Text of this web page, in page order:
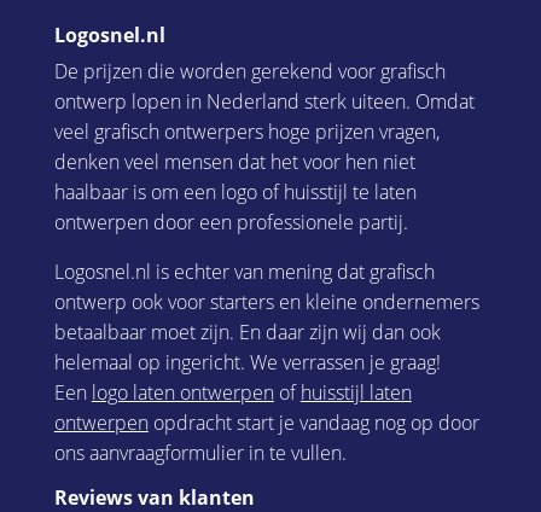
Logosnel.nl
De prijzen die worden gerekend voor grafisch
ontwerp lopen in Nederland sterk uiteen. Omdat
veel grafisch ontwerpers hoge prijzen vragen,
denken veel mensen dat het voor hen niet
haalbaar is om een logo of huisstijl te laten
ontwerpen door een professionele partij.
Logosnel.nl is echter van mening dat grafisch
ontwerp ook voor starters en kleine ondernemers
betaalbaar moet zijn. En daar zijn wij dan ook
helemaal op ingericht. We verrassen je graag!
Een logo laten ontwerpenofhuisstijl laten
ontwerpenopdracht start je vandaag nog op door
ons aanvraagformulier in te vullen.
Reviews van klanten